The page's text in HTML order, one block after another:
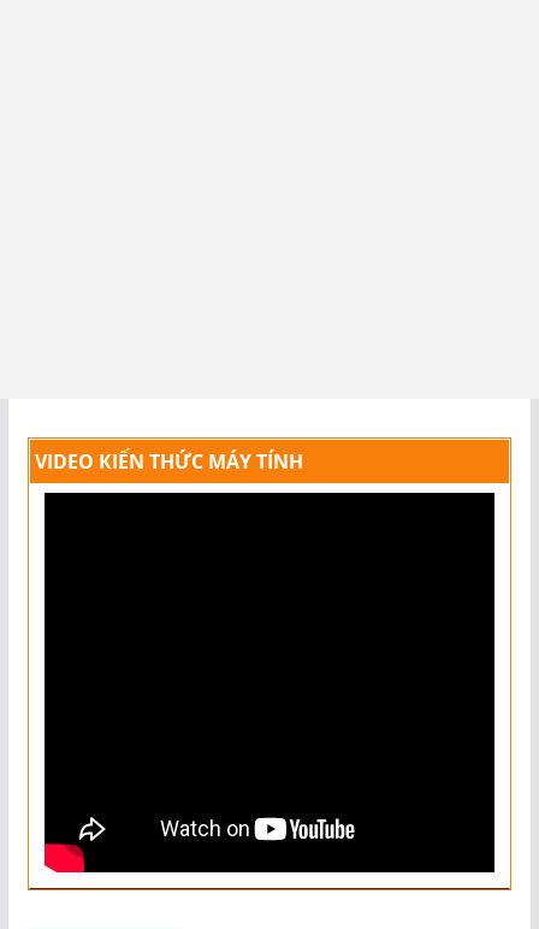
VIDEO KIẾN THỨC MÁY TÍNH